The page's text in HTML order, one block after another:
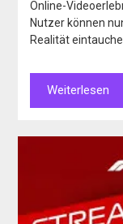
Online-
Nutzer können
Realität
Weiterlesen